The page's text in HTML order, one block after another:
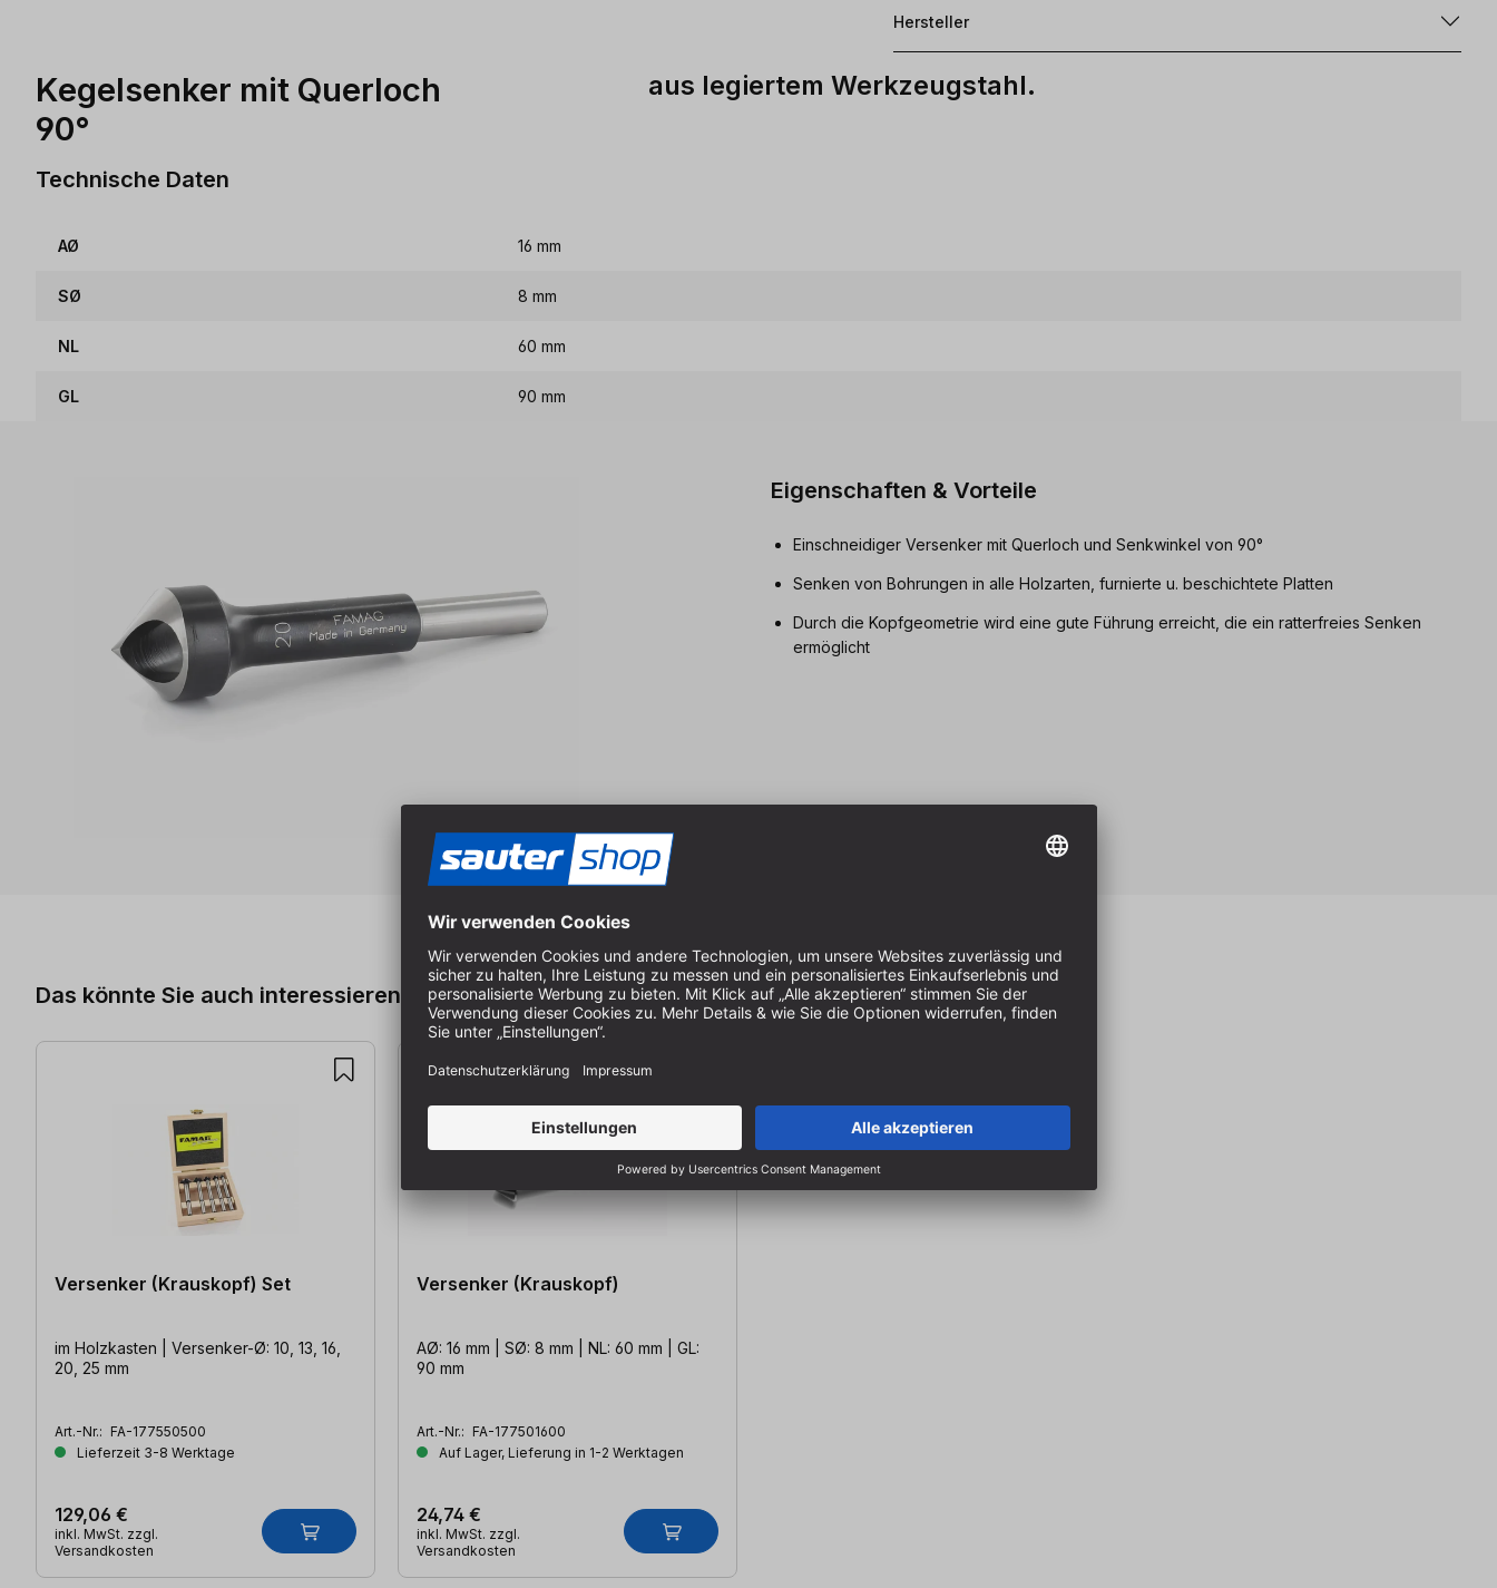
Hersteller
Kegelsenker mit Querloch
90°
aus legiertem Werkzeugstahl.
Technische Daten
AØ 16 mm
SØ 8 mm
NL 60 mm
GL 90 mm
Eigenschaften & Vorteile
Einschneidiger Versenker mit Querloch und Senkwinkel von 90°
Senken von Bohrungen in alle Holzarten, furnierte u. beschichtete Platten
Durch die Kopfgeometrie wird eine gute Führung erreicht, die ein ratterfreies Senken
ermöglicht
Das könnte Sie auch interessieren
Versenker (Krauskopf) Set
im Holzkasten | Versenker-Ø: 10, 13, 16,
20, 25 mm
Art.-Nr.: FA-177550500
Lieferzeit 3-8 Werktage
129,06 €
inkl. MwSt. zzgl.
Versandkosten
Versenker (Krauskopf)
AØ: 16 mm | SØ: 8 mm | NL: 60 mm | GL:
90 mm
Art.-Nr.: FA-177501600
Auf Lager, Lieferung in 1-2 Werktagen
24,74 €
inkl. MwSt. zzgl.
Versandkosten